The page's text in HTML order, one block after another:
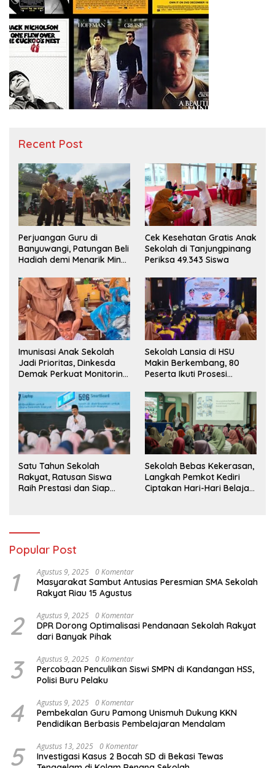
Recent Post
Perjuangan Guru di
Banyuwangi, Patungan Beli
Hadiah demi Menarik Minat
Cek Kesehatan Gratis Anak
Sekolah di Tanjungpinang
Periksa 49.343 Siswa
Imunisasi Anak Sekolah
Jadi Prioritas, Dinkesda
Demak Perkuat Monitoring
Sekolah Lansia di HSU
Makin Berkembang, 80
Peserta Ikuti Prosesi
Satu Tahun Sekolah
Rakyat, Ratusan Siswa
Raih Prestasi dan Siap
Sekolah Bebas Kekerasan,
Langkah Pemkot Kediri
Ciptakan Hari-Hari Belajar
Popular Post
1 Agustus 9, 2025 0 Komentar
Masyarakat Sambut Antusias Peresmian SMA Sekolah
Rakyat Riau 15 Agustus
2 Agustus 9, 2025 0 Komentar
DPR Dorong Optimalisasi Pendanaan Sekolah Rakyat
dari Banyak Pihak
3 Agustus 9, 2025 0 Komentar
Percobaan Penculikan Siswi SMPN di Kandangan HSS,
Polisi Buru Pelaku
4 Agustus 9, 2025 0 Komentar
Pembekalan Guru Pamong Unismuh Dukung KKN
Pendidikan Berbasis Pembelajaran Mendalam
5 Agustus 13, 2025 0 Komentar
Investigasi Kasus 2 Bocah SD di Bekasi Tewas